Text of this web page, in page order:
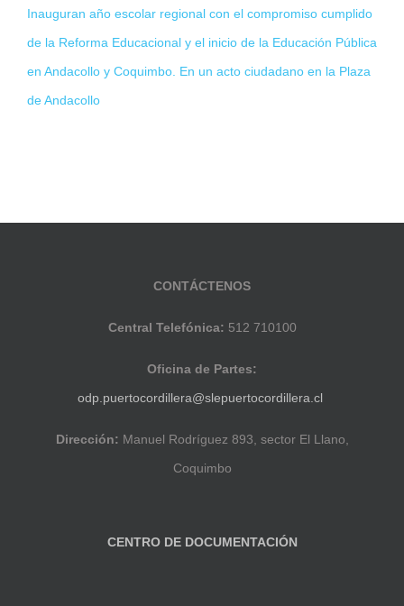
Inauguran año escolar regional con el compromiso cumplido
de la Reforma Educacional y el inicio de la Educación Pública
en Andacollo y Coquimbo. En un acto ciudadano en la Plaza
de Andacollo
CONTÁCTENOS
Central Telefónica: 512 710100
Oficina de Partes:
odp.puertocordillera@slepuertocordillera.cl
Dirección: Manuel Rodríguez 893, sector El Llano,
Coquimbo
CENTRO DE DOCUMENTACIÓN